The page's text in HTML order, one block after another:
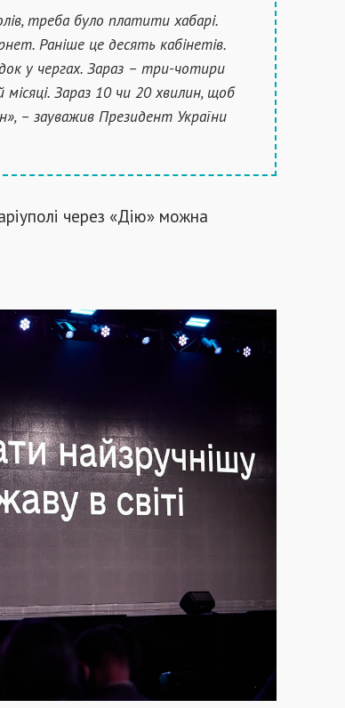
треба було платити хабарі.
Раніше це десять кабінетів.
у чергах. Зараз – три-чотири
Зараз 10 чи 20 хвилин, щоб
– зауважив Президент України
через «Дію» можна